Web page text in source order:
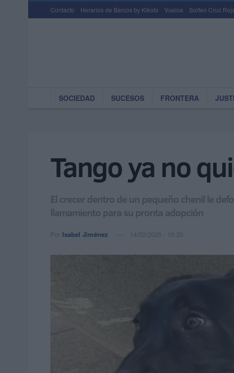
Contacto Horarios de Barcos by Kikoto Vuelos Sorteo Cruz
SOCIEDAD SUCESOS FRONTERA
Tango ya no
El crecer dentro de un pequeño chenil le
llamamiento para su pronta adopción
Por Isabel Jiménez 14/02/2025 - 15:20